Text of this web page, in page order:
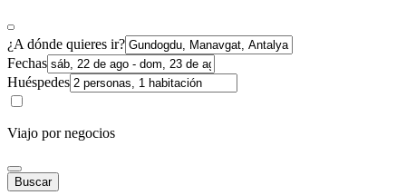
¿A dónde quieres ir?
Fechas
Huéspedes
Viajo por negocios
Buscar